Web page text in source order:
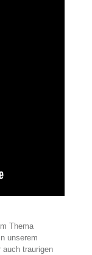
Thema
unserem
traurigen